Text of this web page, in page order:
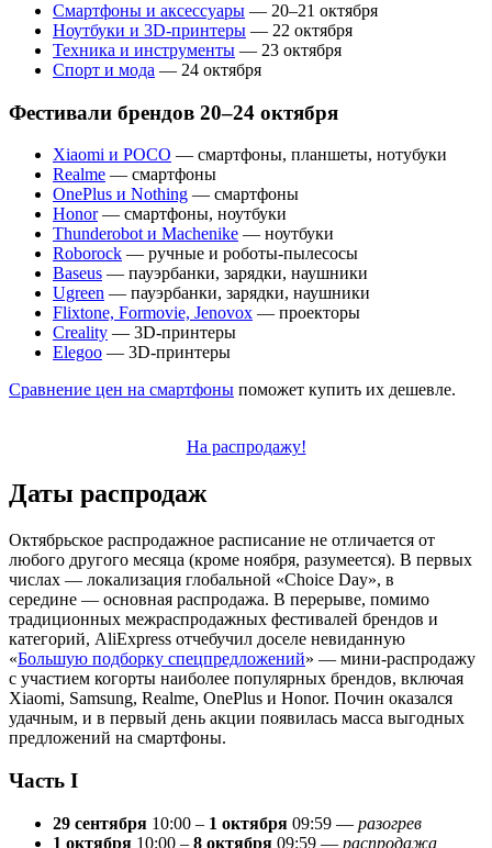
Смартфоны и аксессуары — 20–21 октября
Ноутбуки и 3D-принтеры — 22 октября
Техника и инструменты — 23 октября
Спорт и мода — 24 октября
Фестивали брендов 20–24 октября
Xiaomi и POCO — смартфоны, планшеты, нотубуки
Realme — смартфоны
OnePlus и Nothing — смартфоны
Honor— смартфоны, ноутбуки
Thunderobot и Machenike — ноутбуки
Roborock — ручные и роботы-пылесосы
Baseus — пауэрбанки, зарядки, наушники
Ugreen — пауэрбанки, зарядки, наушники
Flixtone, Formovie, Jenovox — проекторы
Creality — 3D-принтеры
Elegoo — 3D-принтеры
Сравнение цен на смартфоны поможет купить их дешевле.
На распродажу!
Даты распродаж
Октябрьское распродажное расписание не отличается от
любого другого месяца (кроме ноября, разумеется). В первых
числах — локализация глобальной «Choice Day», в
середине — основная распродажа. В перерыве, помимо
традиционных межраспродажных фестивалей брендов и
категорий, AliExpress отчебучил доселе невиданную
«Большую подборку спецпредложений» — мини-распродажу
с участием когорты наиболее популярных брендов, включая
Xiaomi, Samsung, Realme, OnePlus и Honor. Почин оказался
удачным, и в первый день акции появилась масса выгодных
предложений на смартфоны.
Часть I
29 сентября 10:00 – 1 октября 09:59 — разогрев
1 октября 10:00 – 8 октября 09:59 — распродажа